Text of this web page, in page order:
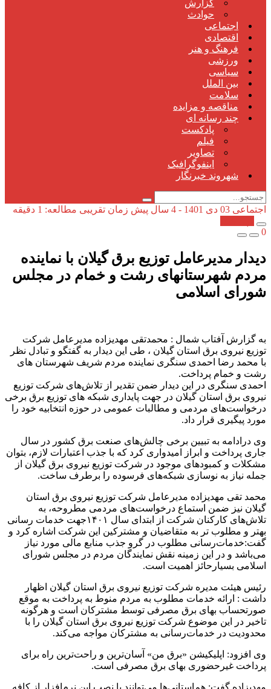
گزارش
حوادث
اجتماعی
اقتصادی
فرهنگ و هنر
ورزشی
سیاسی
بین الملل
سلامت
مناقصه و مزایده
چند رسانه ای
پادکست
فیلم
تصاویر
اینفوگرافیک
شهروند خبرنگار
اجتماعی 03 دی 1401 - 4 سال پیش
زمان تقریبی مطالعه: 1 دقیقه
0
دیدار مدیرعامل توزیع برق گیلان با نماینده
مردم شهرستانهای رشت و خمام در مجلس
شورای اسلامی
به گزارش آفتاب شمال : محمدتقی مهدیزاده مدیرعامل شرکت
توزیع نیروی برق استان گیلان ، طی این دیدار به گفتگو و تبادل نظر
با محمد رضا احمدی سنگری نماینده مردم شریف شهرستان های
رشت و خمام پرداخت.
احمدی سنگری در این دیدار ضمن تقدیر از تلاش‌های شرکت توزیع
نیروی برق استان گیلان در جهت پایداری شبکه های توزیع برق برخی
درخواست‌های مردمی و مطالبات عمومی در حوزه انتخابیه خود را
مورد پیگیری قرار داد.
وی درادامه به تبیین برخی چالش‌های صنعت برق کشور در سال
جاری پرداخت و ابراز امیدواری کرد که با جذب اعتبارات لازم، بتوان
مشکلات و کمبودهای موجود در شرکت توزیع نیروی برق گیلان از
جمله نیاز به نوسازی شبکه‌های فرسوده را برطرف ساخت.
محمد تقی مهدیزاده مدیرعامل شرکت توزیع نیروی برق استان
گیلان نیز ضمن استماع درخواست‌های مردمی مطروحه، به
تلاش‌های کارکنان شرکت از ابتدای سال ۱۴۰۱جهت خدمات ‌رسانی
بهتر و مطلوب تر به متقاضیان و مشترکین این شرکت اشاره کرد و
گفت:خدمات‌رسانی مطلوب در گرو جذب منابع مالی مورد نیاز
می‌باشد و در این زمینه نقش نمایندگان مردم در مجلس شورای
اسلامی بسیارحائز اهمیت است.
رئیس هیئت مدیره شرکت توزیع نیروی برق استان گیلان اظهار
داشت : ارائه خدمات مطلوب به مردم منوط به پرداخت به موقع
صورتحساب بهای برق مصرفی توسط مشترکان است و هرگونه
تاخیر در این موضوع شرکت توزیع نیروی برق استان گیلان را با
محدودیت در خدمات‌رسانی به مشترکان مواجه می‌کند.
وی افزود: اپلیکیشن «برق من» آسان‌ترین و راحت‌ترین راه برای
پرداخت غیرحضوری بهای برق مصرفی است.
مهدیزاده گفت: هم‌استانی‌ها می‌توانند با نصب این نرم‌افزار از کافه